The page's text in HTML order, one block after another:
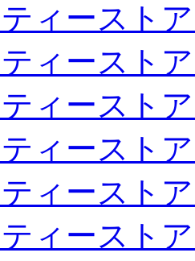
ィースト
ィースト
ィースト
ィースト
ィースト
ィースト